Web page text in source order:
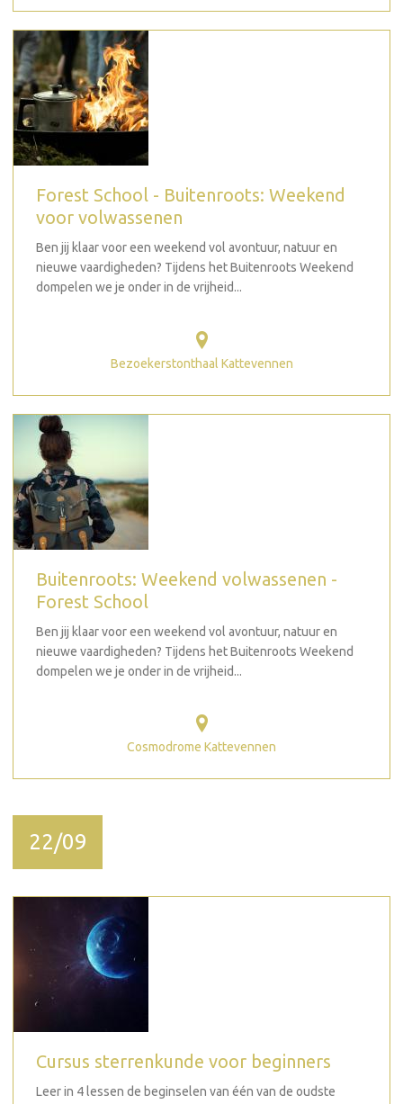
Forest School - Buitenroots: Weekend
voor volwassenen
Ben jij klaar voor een weekend vol avontuur, natuur en
nieuwe vaardigheden? Tijdens het Buitenroots Weekend
dompelen we je onder in de vrijheid...
Bezoekerstonthaal Kattevennen
Buitenroots: Weekend volwassenen -
Forest School
Ben jij klaar voor een weekend vol avontuur, natuur en
nieuwe vaardigheden? Tijdens het Buitenroots Weekend
dompelen we je onder in de vrijheid...
Cosmodrome Kattevennen
22/09
Cursus sterrenkunde voor beginners
Leer in 4 lessen de beginselen van één van de oudste